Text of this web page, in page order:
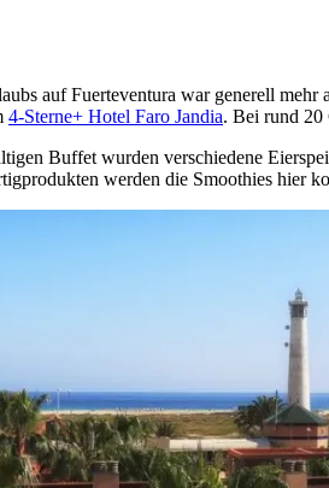
auf Fuerteventura war generell
4-Sterne+ Hotel Faro Jandia. Bei rund 20
Buffet wurden verschiedene
werden die Smoothies hier